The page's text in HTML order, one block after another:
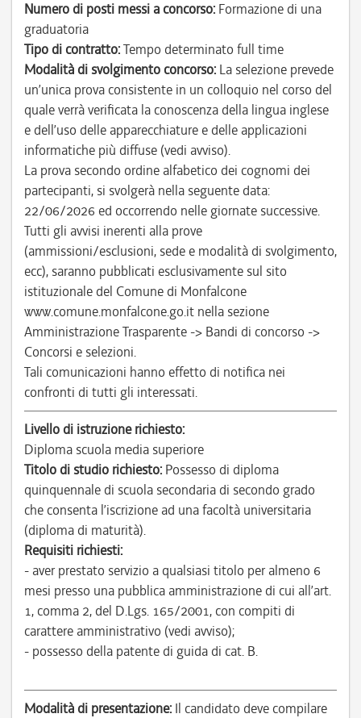
Numero di posti messi a concorso: Formazione di una
graduatoria
Tipo di contratto:Tempo determinato full time
Modalità di svolgimento concorso: La selezione prevede
un’unica prova consistente in un colloquio nel corso del
quale verrà verificata la conoscenza della lingua inglese
e dell’uso delle apparecchiature e delle applicazioni
informatiche più diffuse (vedi avviso).
La prova secondo ordine alfabetico dei cognomi dei
partecipanti, si svolgerà nella seguente data:
22/06/2026 ed occorrendo nelle giornate successive.
Tutti gli avvisi inerenti alla prove
(ammissioni/esclusioni, sede e modalità di svolgimento,
ecc), saranno pubblicati esclusivamente sul sito
istituzionale del Comune di Monfalcone
www.comune.monfalcone.go.it nella sezione
Amministrazione Trasparente -> Bandi di concorso ->
Concorsi e selezioni.
Tali comunicazioni hanno effetto di notifica nei
confronti di tutti gli interessati.
Livello di istruzione richiesto:
Diploma scuola media superiore
Titolo di studio richiesto: Possesso di diploma
quinquennale di scuola secondaria di secondo grado
che consenta l’iscrizione ad una facoltà universitaria
(diploma di maturità).
Requisiti richiesti:
- aver prestato servizio a qualsiasi titolo per almeno 6
mesi presso una pubblica amministrazione di cui all’art.
1, comma 2, del D.Lgs. 165/2001, con compiti di
carattere amministrativo (vedi avviso);
- possesso della patente di guida di cat. B.
Modalità di presentazione: Il candidato deve compilare